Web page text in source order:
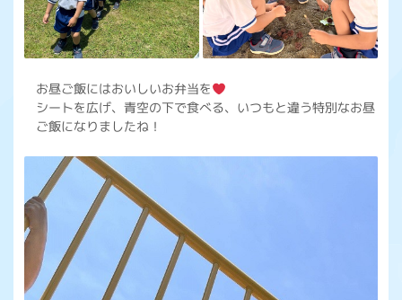
お昼ご飯にはおいしいお弁当を
シートを広げ、青空の下で食べる、いつもと違う特別なお昼
ご飯になりましたね！